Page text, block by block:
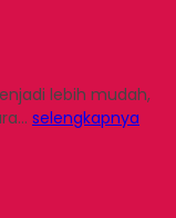
lebih mudah,
selengkapnya